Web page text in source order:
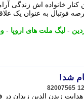
کنار خانواده اش زندگی
به عنوان یک
- لیگ ملت های اروپا -
شد!
82007565